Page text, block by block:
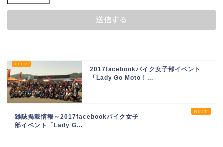
2017facebookバイク女子部イベント
「Lady Go Moto！...
雑誌掲載情報～2017facebookバイク女子
部イベント「Lady G...